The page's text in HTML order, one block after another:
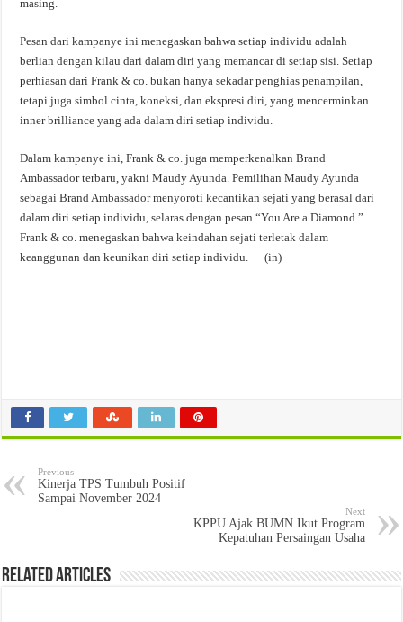
masing.
Pesan dari kampanye ini menegaskan bahwa setiap individu adalah
berlian dengan kilau dari dalam diri yang memancar di setiap sisi. Setiap
perhiasan dari Frank & co. bukan hanya sekadar penghias penampilan,
tetapi juga simbol cinta, koneksi, dan ekspresi diri, yang mencerminkan
inner brilliance yang ada dalam diri setiap individu.
Dalam kampanye ini, Frank & co. juga memperkenalkan Brand
Ambassador terbaru, yakni Maudy Ayunda. Pemilihan Maudy Ayunda
sebagai Brand Ambassador menyoroti kecantikan sejati yang berasal dari
dalam diri setiap individu, selaras dengan pesan “You Are a Diamond.”
Frank & co. menegaskan bahwa keindahan sejati terletak dalam
keanggunan dan keunikan diri setiap individu. (in)
Previous
Kinerja TPS Tumbuh Positif
Sampai November 2024
Next
KPPU Ajak BUMN Ikut Program
Kepatuhan Persaingan Usaha
Related Articles